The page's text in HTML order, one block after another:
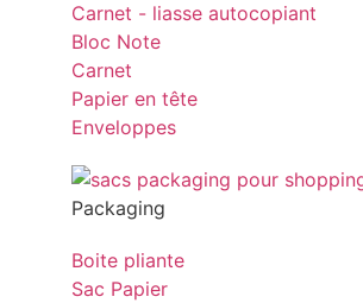
Carnet - liasse autocopiant
Bloc Note
Carnet
Papier en tête
Enveloppes
Packaging
Boite pliante
Sac Papier